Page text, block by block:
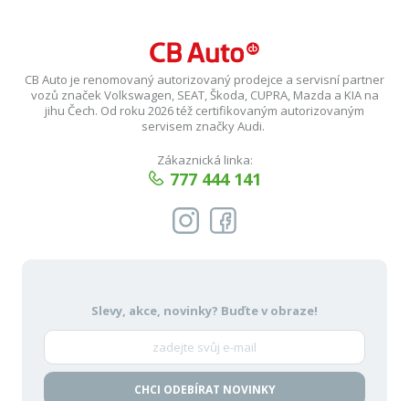
CB Auto je renomovaný autorizovaný prodejce a servisní partner
vozů značek Volkswagen, SEAT, Škoda, CUPRA, Mazda a KIA na
jihu Čech. Od roku 2026 též certifikovaným autorizovaným
servisem značky Audi.
Zákaznická linka:
777 444 141
Slevy, akce, novinky? Buďte v obraze!
CHCI ODEBÍRAT NOVINKY